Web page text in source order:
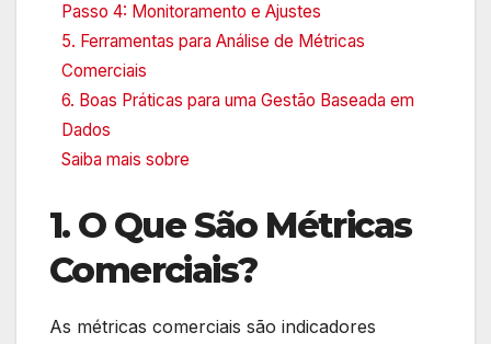
Passo 4: Monitoramento e Ajustes
5. Ferramentas para Análise de Métricas
Comerciais
6. Boas Práticas para uma Gestão Baseada em
Dados
Saiba mais sobre
1. O Que São Métricas
Comerciais?
As métricas comerciais são indicadores